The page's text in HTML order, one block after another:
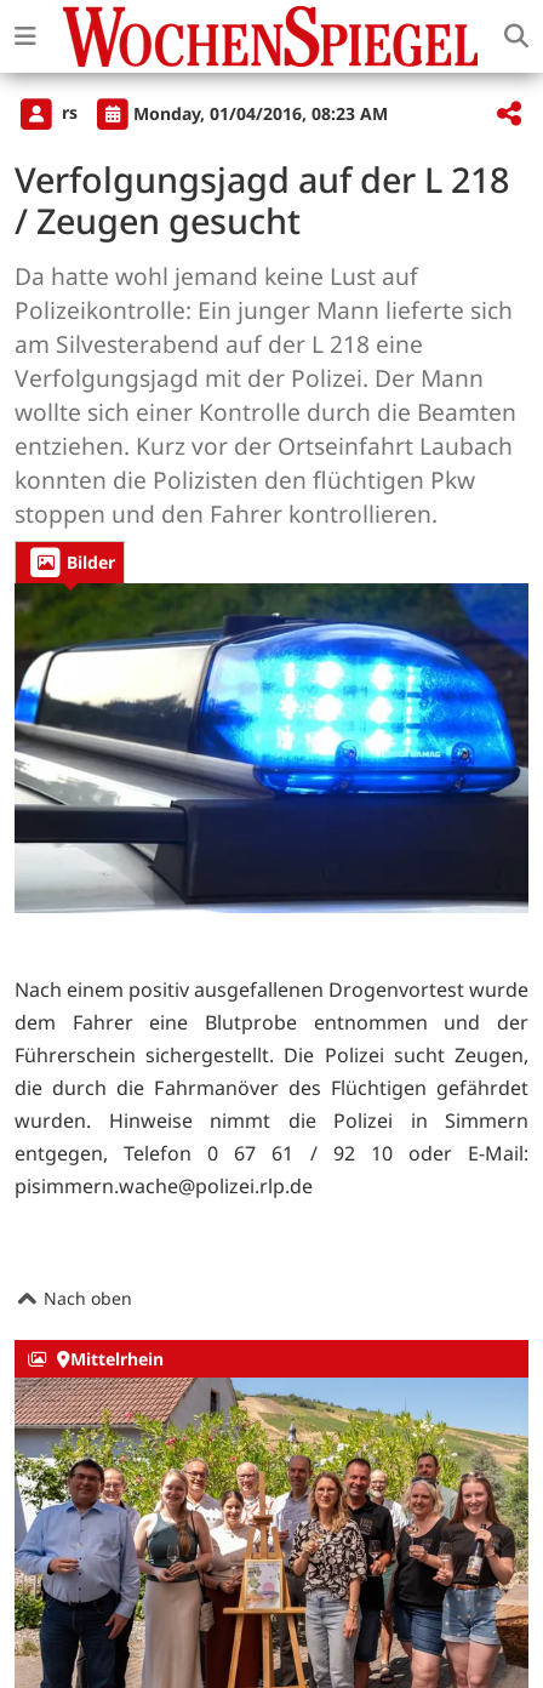
rs Monday, 01/04/2016, 08:23 AM
Verfolgungsjagd auf der L 218
/ Zeugen gesucht
Da hatte wohl jemand keine Lust auf
Polizeikontrolle: Ein junger Mann lieferte sich
am Silvesterabend auf der L 218 eine
Verfolgungsjagd mit der Polizei. Der Mann
wollte sich einer Kontrolle durch die Beamten
entziehen. Kurz vor der Ortseinfahrt Laubach
konnten die Polizisten den flüchtigen Pkw
stoppen und den Fahrer kontrollieren.
Bilder
Nach einem positiv ausgefallenen Drogenvortest wurde
dem Fahrer eine Blutprobe entnommen und der
Führerschein sichergestellt. Die Polizei sucht Zeugen,
die durch die Fahrmanöver des Flüchtigen gefährdet
wurden. Hinweise nimmt die Polizei in Simmern
entgegen, Telefon 0 67 61 / 92 10 oder E-Mail:
pisimmern.wache@polizei.rlp.de
Nach oben
Mittelrhein